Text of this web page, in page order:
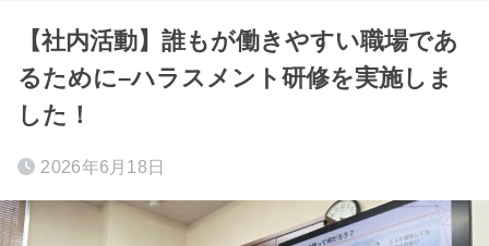
【社内活動】誰もが働きやすい職場であ
るために–ハラスメント研修を実施しま
した！
2026年6月18日